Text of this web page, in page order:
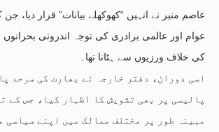
عاصم منیر نے انہیں “کھوکھلے بیانات” قرار دیا،
عوام اور عالمی برادری کی توجہ اندرونی
کی خلاف ورزیوں سے ہٹانا تھا۔
اسی دوران، دفتر خارجہ نے بھارت کی سرحد
پالیسی پر بھی تشویش کا اظہار کیا، جس کے
مبینہ طور پر مختلف ممالک میں اپنے سیاسی